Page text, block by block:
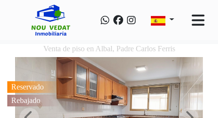
Venta de piso en Albal, Padre Carlos Ferris
Reservado
Rebajado